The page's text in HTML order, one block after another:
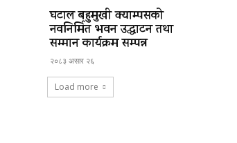
घटाल बहुमुखी क्याम्पसको
नवनिर्मित भवन उद्घाटन तथा
सम्मान कार्यक्रम सम्पन्न
२०८३ असार २६
Load more